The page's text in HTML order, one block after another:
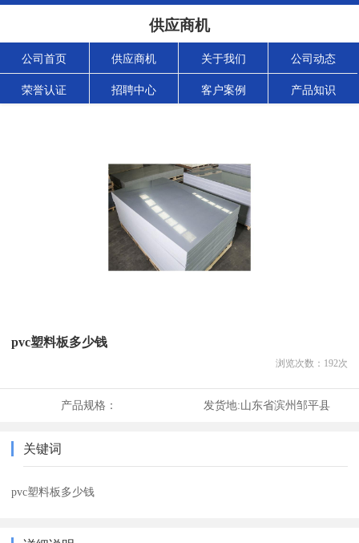
供应商机
公司首页 供应商机 关于我们 公司动态
荣誉认证 招聘中心 客户案例 产品知识
pvc塑料板多少钱
浏览次数： 192次
产品规格： 发货地:山东省滨州邹平县
关键词
pvc塑料板多少钱